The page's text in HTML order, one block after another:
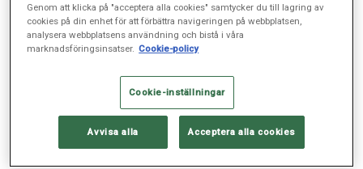
Genom att klicka på "acceptera alla cookies" samtycker du till lagring av
cookies på din enhet för att förbättra navigeringen på webbplatsen,
analysera webbplatsens användning och bistå i våra
marknadsföringsinsatser. Cookie-policy
Cookie-inställningar
Avvisa alla Acceptera alla cookies